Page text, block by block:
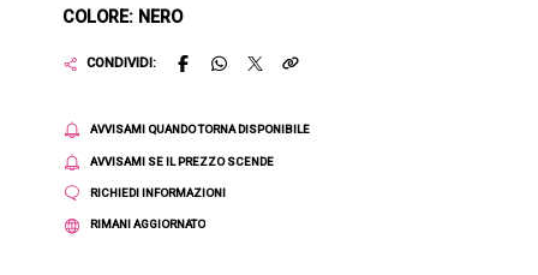
COLORE: NERO
CONDIVIDI:
AVVISAMI QUANDO TORNA DISPONIBILE
AVVISAMI SE IL PREZZO SCENDE
RICHIEDI INFORMAZIONI
RIMANI AGGIORNATO